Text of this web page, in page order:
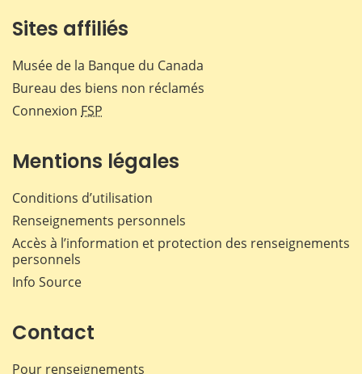
Sites affiliés
Musée de la Banque du Canada
Bureau des biens non réclamés
Connexion FSP
Mentions légales
Conditions d’utilisation
Renseignements personnels
Accès à l’information et protection des renseignements
personnels
Info Source
Contact
Pour renseignements